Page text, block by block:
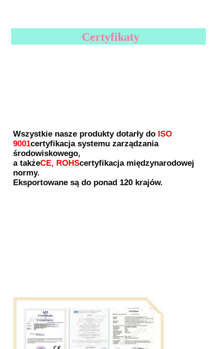
Certyfikaty
Wszystkie nasze produkty dotarły do ISO
9001certyfikacja systemu zarządzania
środowiskowego,
a takżeCE, ROHScertyfikacja międzynarodowej
normy.
Eksportowane są do ponad 120 krajów.